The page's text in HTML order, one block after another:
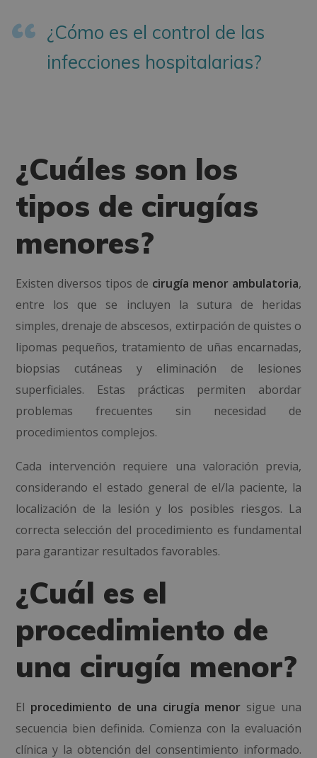
¿Cómo es el control de las
infecciones hospitalarias?
¿Cuáles son los
tipos de cirugías
menores?
Existen diversos tipos de cirugía menor ambulatoria,
entre los que se incluyen la sutura de heridas
simples, drenaje de abscesos, extirpación de quistes o
lipomas pequeños, tratamiento de uñas encarnadas,
biopsias cutáneas y eliminación de lesiones
superficiales. Estas prácticas permiten abordar
problemas frecuentes sin necesidad de
procedimientos complejos.
Cada intervención requiere una valoración previa,
considerando el estado general de el/la paciente, la
localización de la lesión y los posibles riesgos. La
correcta selección del procedimiento es fundamental
para garantizar resultados favorables.
¿Cuál es el
procedimiento de
una cirugía menor?
El procedimiento de una cirugía menor sigue una
secuencia bien definida. Comienza con la evaluación
clínica y la obtención del consentimiento informado.